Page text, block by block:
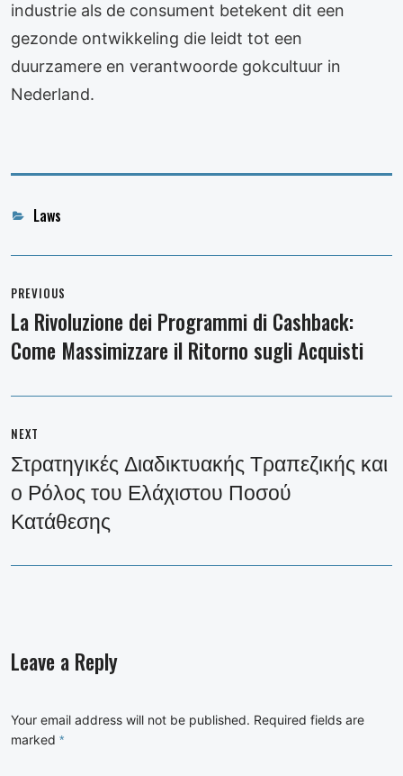
industrie als de consument betekent dit een
gezonde ontwikkeling die leidt tot een
duurzamere en verantwoorde gokcultuur in
Nederland.
Categories
Laws
navigation
PREVIOUS
Previous
post:
La Rivoluzione dei Programmi di Cashback:
Come Massimizzare il Ritorno sugli Acquisti
NEXT
Next
post:
Στρατηγικές Διαδικτυακής Τραπεζικής και
ο Ρόλος του Ελάχιστου Ποσού
Κατάθεσης
Leave a Reply
Your email address will not be published. Required fields are
marked *